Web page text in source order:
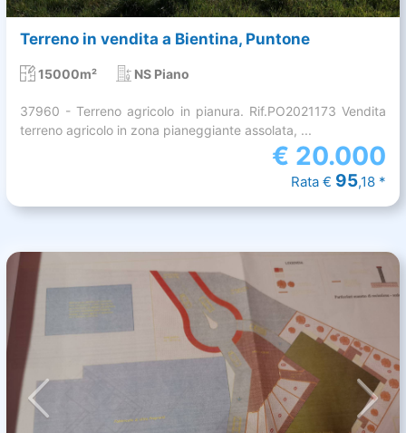
Terreno in vendita a Bientina, Puntone
15000m² NS Piano
37960 - Terreno agricolo in pianura. Rif.PO2021173 Vendita
terreno agricolo in zona pianeggiante assolata, ...
€ 20.000
Rata € 95,18 *